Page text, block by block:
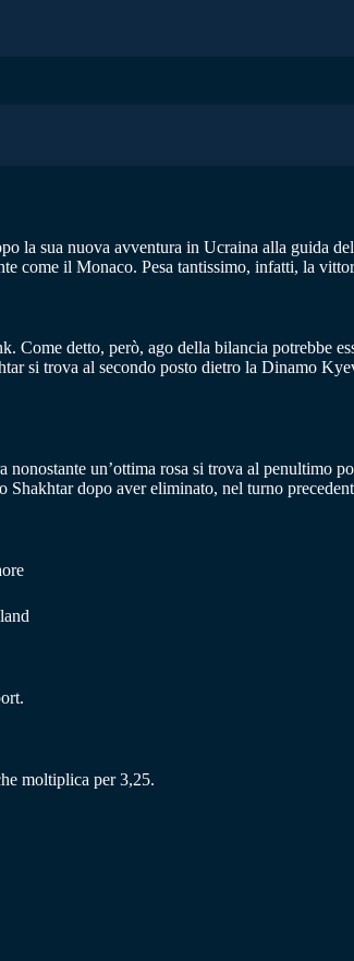
la sua nuova avventura in Ucraina alla guida
come il Monaco. Pesa tantissimo, infatti, la
detto, però, ago della bilancia potrebbe
si trova al secondo posto dietro la Dinamo
un’ottima rosa si trova al penultimo
dopo aver eliminato, nel turno
moltiplica per 3,25.